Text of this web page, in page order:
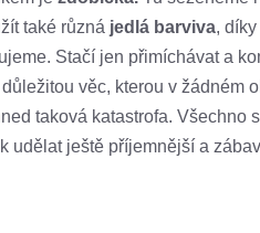
také různá jedlá barviva,
Stačí jen přimíchávat a
věc, kterou v žádném
taková katastrofa. Všechno
udělat ještě příjemnější a